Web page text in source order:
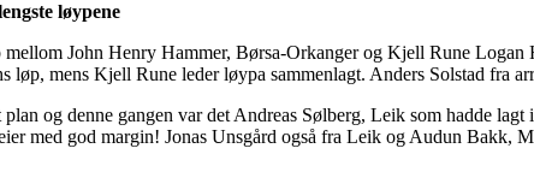
løypene
John Henry Hammer, Børsa-Orkanger og Kjell Rune Logan
løp, mens Kjell Rune leder løypa sammenlagt. Anders Solstad fra
og denne gangen var det Andreas Sølberg, Leik som hadde
med god margin! Jonas Unsgård også fra Leik og Audun Bakk,